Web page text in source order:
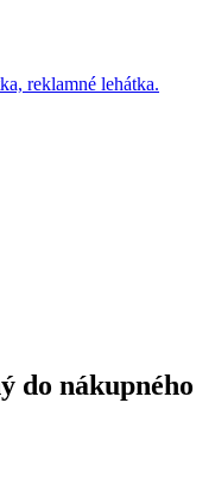
do nákupného